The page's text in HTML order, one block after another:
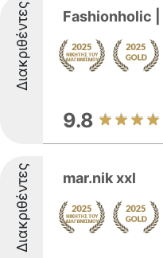
Διακριθέντες Fashionholic |
9.8
Διακριθέντες mar.nik xxl